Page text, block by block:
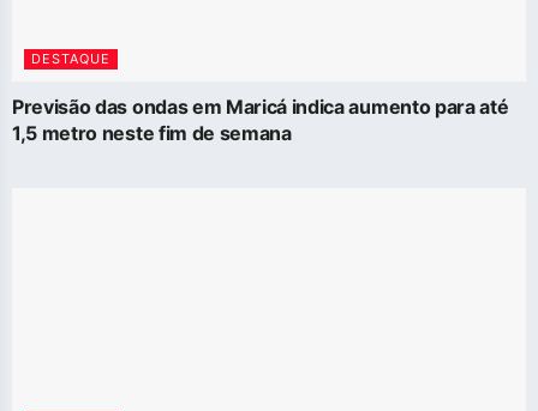
DESTAQUE
Previsão das ondas em Maricá indica aumento para até
1,5 metro neste fim de semana